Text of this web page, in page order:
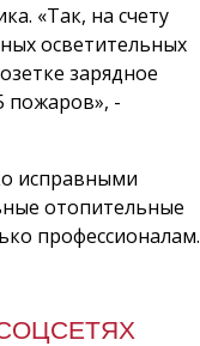
«Так, на счету
осветительных
зарядное
пожаров», -
исправными
отопительные
профессионалам.